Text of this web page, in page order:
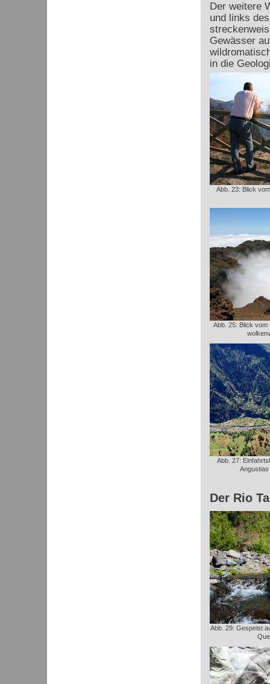
Der weitere
und links
Gewässer
in die
Abb. 23: Blick
Abb. 25: Blick vom
Abb. 27:
Der Rio
Abb. 29: Gespeist